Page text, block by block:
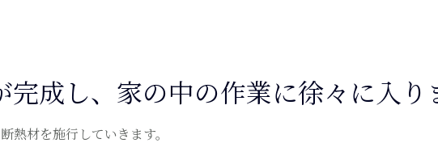
完成し、家の中の作業に徐々に入り
熱材を施行していきます。